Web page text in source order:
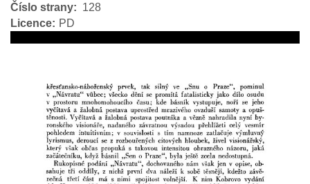
Číslo strany
128
Licence
PD